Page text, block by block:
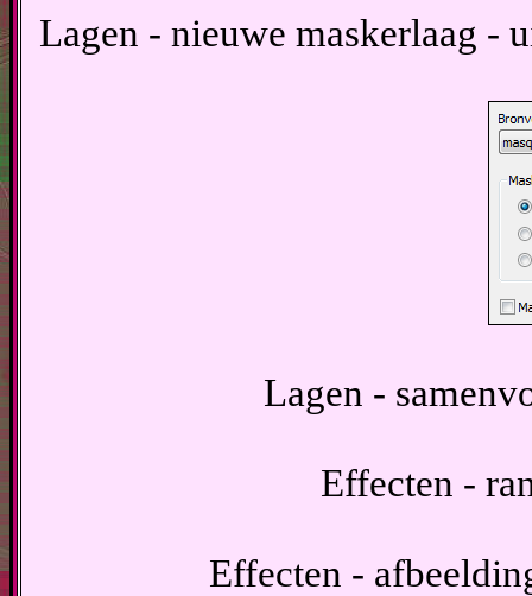
Lagen - nieuwe maskerlaag -
Lagen -
Effecten -
Effecten -